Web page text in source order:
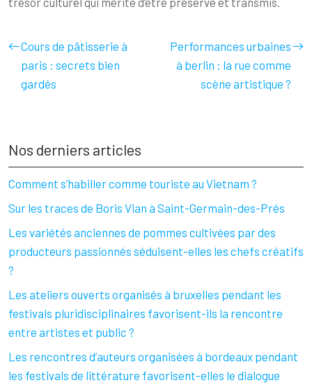
Cours de pâtisserie à
paris : secrets bien
gardés
Performances urbaines
à berlin : la rue comme
scène artistique ?
Nos derniers articles
Comment s’habiller comme touriste au Vietnam ?
Sur les traces de Boris Vian à Saint-Germain-des-Prés
Les variétés anciennes de pommes cultivées par des
producteurs passionnés séduisent-elles les chefs créatifs
?
Les ateliers ouverts organisés à bruxelles pendant les
festivals pluridisciplinaires favorisent-ils la rencontre
entre artistes et public ?
Les rencontres d’auteurs organisées à bordeaux pendant
les festivals de littérature favorisent-elles le dialogue